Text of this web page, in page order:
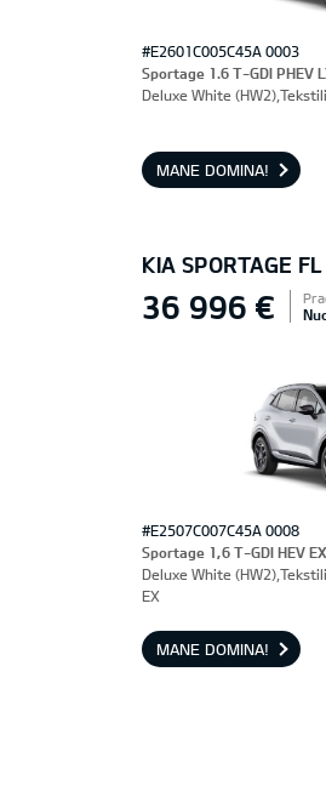
#E2601C005C45A 0003
Sportage 1.6 T-GDI PHEV
Deluxe White
MANE DOMINA!
KIA SPORTAGE
36 996 €
#E2507C007C45A 0008
Sportage 1,6 T-GDI HEV
Deluxe White
EX
MANE DOMINA!